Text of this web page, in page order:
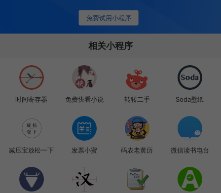
免费试用小程序
相关小程序
时间寄存器 免费快看小说 转转二手 Soda壁纸
减压宝放松一下 发票小蜜 码农老黄历 微信读书电台